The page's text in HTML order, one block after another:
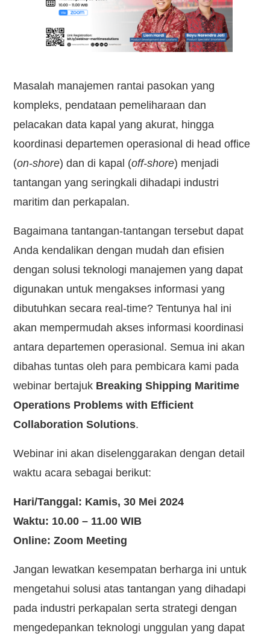
Masalah manajemen rantai pasokan yang
kompleks, pendataan pemeliharaan dan
pelacakan data kapal yang akurat, hingga
koordinasi departemen operasional di head office
(on-shore) dan di kapal (off-shore) menjadi
tantangan yang seringkali dihadapi industri
maritim dan perkapalan.
Bagaimana tantangan-tantangan tersebut dapat
Anda kendalikan dengan mudah dan efisien
dengan solusi teknologi manajemen yang dapat
digunakan untuk mengakses informasi yang
dibutuhkan secara real-time? Tentunya hal ini
akan mempermudah akses informasi koordinasi
antara departemen operasional. Semua ini akan
dibahas tuntas oleh para pembicara kami pada
webinar bertajuk Breaking Shipping Maritime
Operations Problems with Efficient
Collaboration Solutions.
Webinar ini akan diselenggarakan dengan detail
waktu acara sebagai berikut:
Hari/Tanggal: Kamis, 30 Mei 2024
Waktu: 10.00 – 11.00 WIB
Online: Zoom Meeting
Jangan lewatkan kesempatan berharga ini untuk
mengetahui solusi atas tantangan yang dihadapi
pada industri perkapalan serta strategi dengan
mengedepankan teknologi unggulan yang dapat